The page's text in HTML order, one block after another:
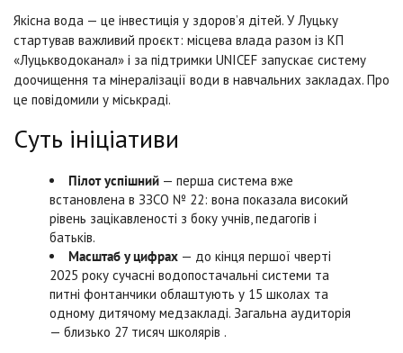
Якісна вода — це інвестиція у здоров’я дітей. У Луцьку
стартував важливий проєкт: місцева влада разом із КП
«Луцькводоканал» і за підтримки UNICEF запускає систему
доочищення та мінералізації води в навчальних закладах. Про
це повідомили у міськраді.
Суть ініціативи
Пілот успішний — перша система вже
встановлена в ЗЗСО № 22: вона показала високий
рівень зацікавленості з боку учнів, педагогів і
батьків.
Масштаб у цифрах — до кінця першої чверті
2025 року сучасні водопостачальні системи та
питні фонтанчики облаштують у 15 школах та
одному дитячому медзакладі. Загальна аудиторія
— близько 27 тисяч школярів .